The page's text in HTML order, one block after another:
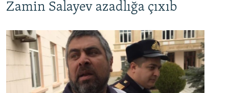
Zamin Salayev azadlığa çıxıb